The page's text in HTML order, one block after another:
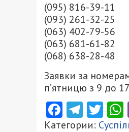
(095) 816-39-11
(093) 261-32-25
(063) 402-79-56
(063) 681-61-82
(068) 638-28-48
Заявки за
п’ятницю з 9 до
Facebook
Категории: